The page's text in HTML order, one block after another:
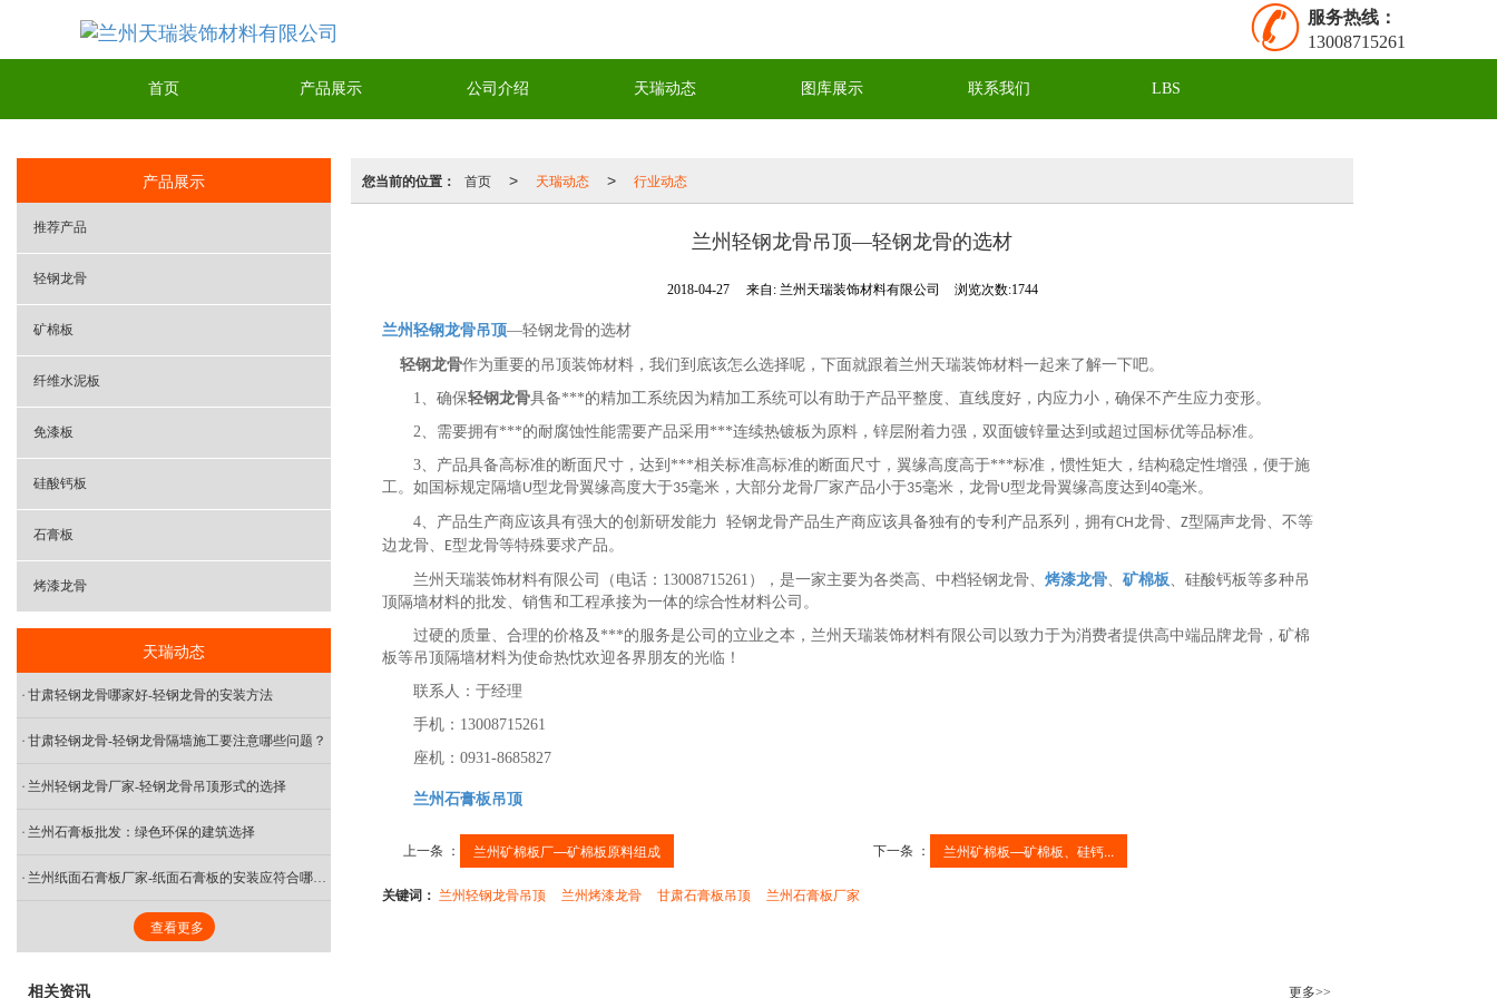
服务热线：
13008715261
首页 产品展示 公司介绍 天瑞动态 图库展示 联系我们 LBS
您当前的位置： 首页 > 天瑞动态 > 行业动态
兰州轻钢龙骨吊顶—轻钢龙骨的选材
2018-04-27 来自: 兰州天瑞装饰材料有限公司 浏览次数:1744
兰州轻钢龙骨吊顶—轻钢龙骨的选材
轻钢龙骨作为重要的吊顶装饰材料，我们到底该怎么选择呢，下面就跟着兰州天瑞装饰材料一起来了解一下吧。
1、确保轻钢龙骨具备***的精加工系统因为精加工系统可以有助于产品平整度、直线度好，内应力小，确保不产生应力变形。
2、需要拥有***的耐腐蚀性能需要产品采用***连续热镀板为原料，锌层附着力强，双面镀锌量达到或超过国标优等品标准。
3、产品具备高标准的断面尺寸，达到***相关标准高标准的断面尺寸，翼缘高度高于***标准，惯性矩大，结构稳定性增强，便于施
工。如国标规定隔墙U型龙骨翼缘高度大于35毫米，大部分龙骨厂家产品小于35毫米，龙骨U型龙骨翼缘高度达到 40毫米。
4、产品生产商应该具有强大的创新研发能力 轻钢龙骨产品生产商应该具备独有的专利产品系列，拥有CH龙骨、 Z型隔声龙骨、不等
边龙骨、 E型龙骨等特殊要求产品。
兰州天瑞装饰材料有限公司（电话： 13008715261 ），是一家主要为各类高、中档轻钢龙骨、 烤漆龙骨、 矿棉板、硅酸钙板等多种吊
顶隔墙材料的批发、销售和工程承接为一体的综合性材料公司。‬‬
过硬的质量、合理的价格及***的服务是公司的立业之本，兰州天瑞装饰材料有限公司以致力于为消费者提供高中端品牌龙骨，矿棉
板等吊顶隔墙材料为使命热忱欢迎各界朋友的光临！
联系人：于经理
手机： 13008715261
座机： 0931-8685827
兰州石膏板吊顶
上一条 ： 兰州矿棉板厂—矿棉板原料组成 下一条 ： 兰州矿棉板—矿棉板、硅钙...
关键词： 兰州轻钢龙骨吊顶 兰州烤漆龙骨 甘肃石膏板吊顶 兰州石膏板厂家
产品展示
推荐产品
轻钢龙骨
矿棉板
纤维水泥板
免漆板
硅酸钙板
石膏板
烤漆龙骨
天瑞动态
甘肃轻钢龙骨哪家好-轻钢龙骨的安装方法
甘肃轻钢龙骨-轻钢龙骨隔墙施工要注意哪些问题？
兰州轻钢龙骨厂家-轻钢龙骨吊顶形式的选择
兰州石膏板批发：绿色环保的建筑选择
兰州纸面石膏板厂家-纸面石膏板的安装应符合哪些规定？
查看更多
相关资讯 更多>>